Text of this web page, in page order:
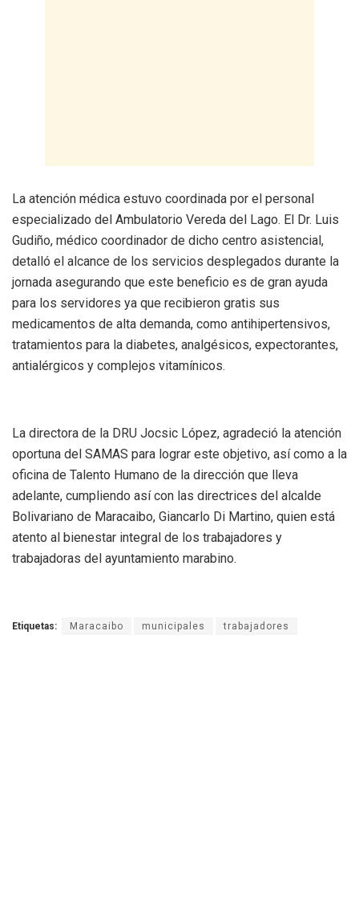
La atención médica estuvo coordinada por el personal
especializado del Ambulatorio Vereda del Lago. El Dr. Luis
Gudiño, médico coordinador de dicho centro asistencial,
detalló el alcance de los servicios desplegados durante la
jornada asegurando que este beneficio es de gran ayuda
para los servidores ya que recibieron gratis sus
medicamentos de alta demanda, como antihipertensivos,
tratamientos para la diabetes, analgésicos, expectorantes,
antialérgicos y complejos vitamínicos.
La directora de la DRU Jocsic López, agradeció la atención
oportuna del SAMAS para lograr este objetivo, así como a la
oficina de Talento Humano de la dirección que lleva
adelante, cumpliendo así con las directrices del alcalde
Bolivariano de Maracaibo, Giancarlo Di Martino, quien está
atento al bienestar integral de los trabajadores y
trabajadoras del ayuntamiento marabino.
Etiquetas: Maracaibo municipales trabajadores